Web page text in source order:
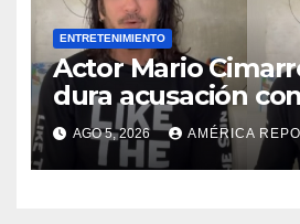
ENTRETENIMIENTO
Actor Mario
dura acusación
Telemundo y
que hacen en su
ilegal en EEUU
AGO 5, 2026 AMÉRICA